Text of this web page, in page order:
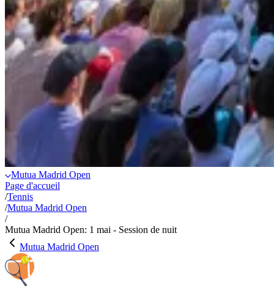
Mutua Madrid Open
Page d'accueil
/Tennis
/Mutua Madrid Open
/
Mutua Madrid Open: 1 mai - Session de nuit
Mutua Madrid Open